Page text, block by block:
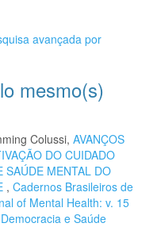
avançada por
mesmo(s)
Colussi, AVANÇOS
DO CUIDADO
SAÚDE MENTAL DO
, Cadernos Brasileiros de
of Mental Health: v. 15
e Saúde